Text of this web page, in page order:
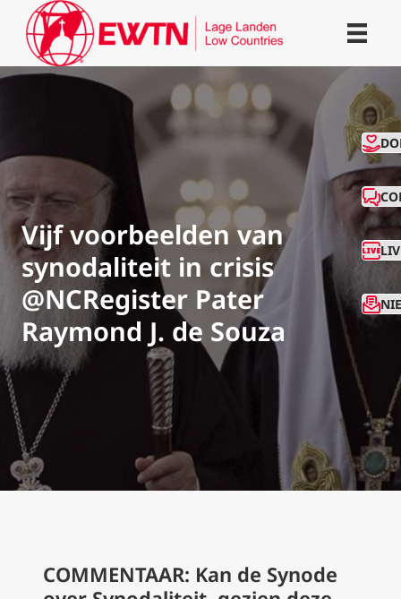
Vijf voorbeelden van
synodaliteit in crisis
@NCRegister Pater
Raymond J. de Souza
COMMENTAAR: Kan de Synode